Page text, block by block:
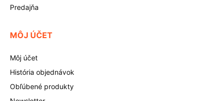
Predajňa
MÔJ ÚČET
Môj účet
História objednávok
Obľúbené produkty